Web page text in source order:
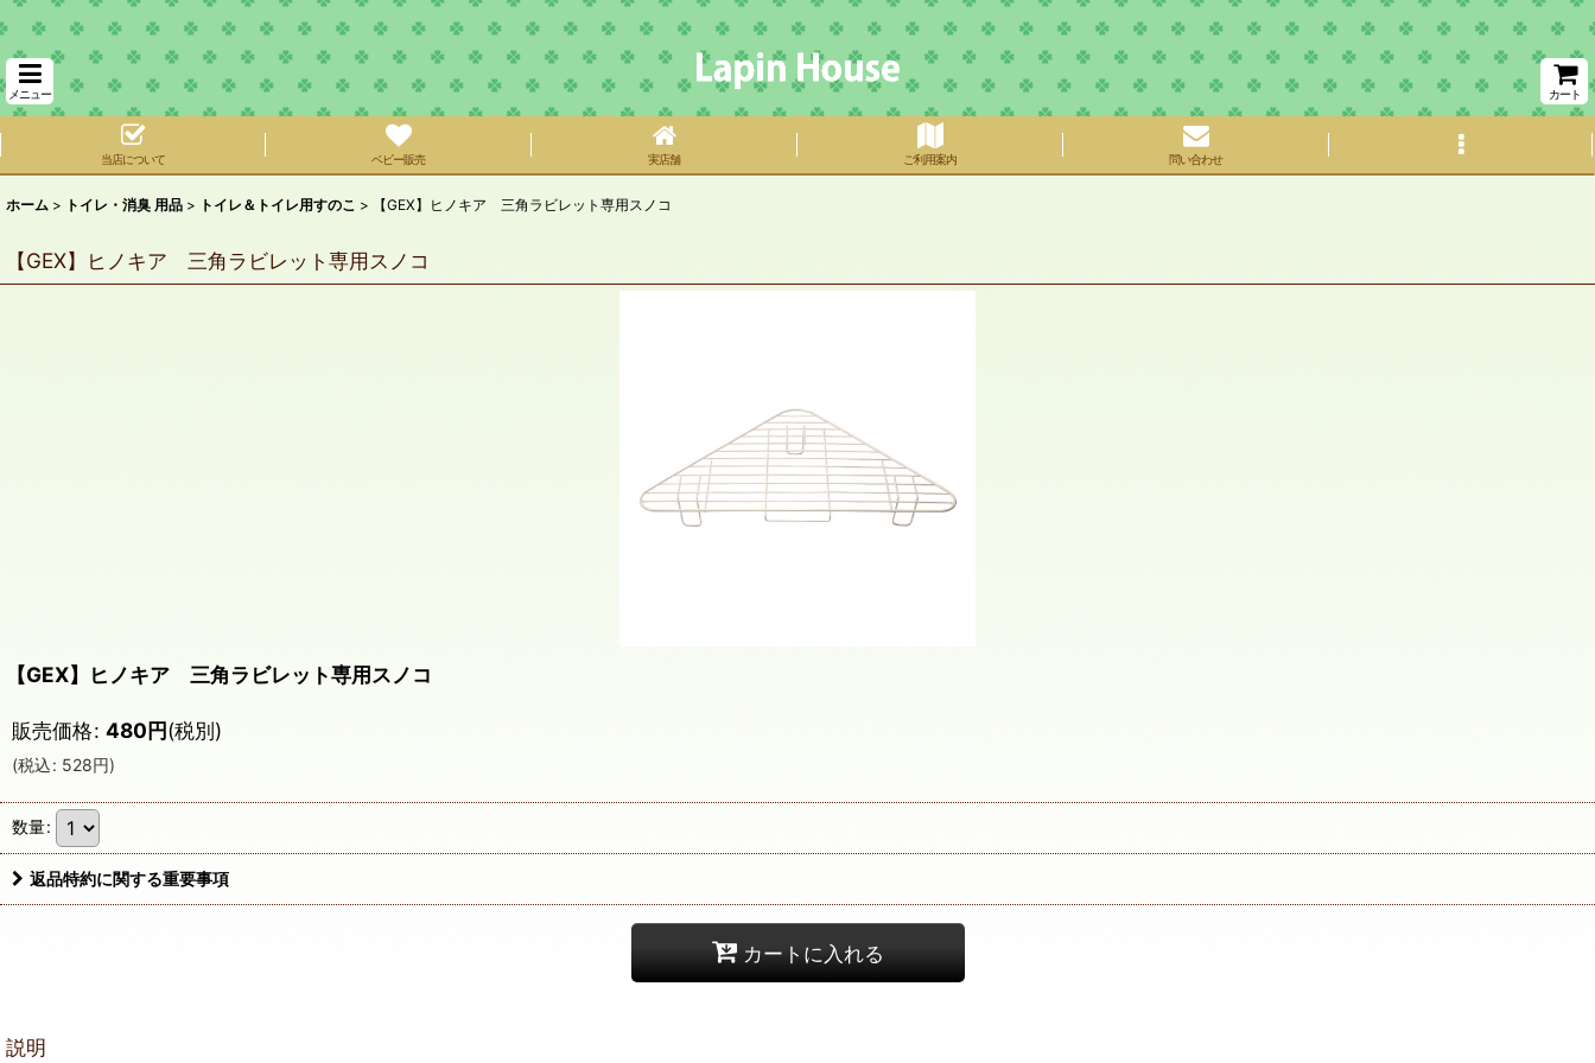
メニュー カート
当店について ベビー販売 実店舗 ご利用案内 問い合わせ
ホーム > トイレ・消臭 用品 > トイレ＆トイレ用すのこ > 【GEX】ヒノキア 三角ラビレット専用スノコ
【GEX】ヒノキア 三角ラビレット専用スノコ
【GEX】ヒノキア 三角ラビレット専用スノコ
販売価格: 480円(税別)
(税込: 528円)
数量:
返品特約に関する重要事項
カートに入れる
説明